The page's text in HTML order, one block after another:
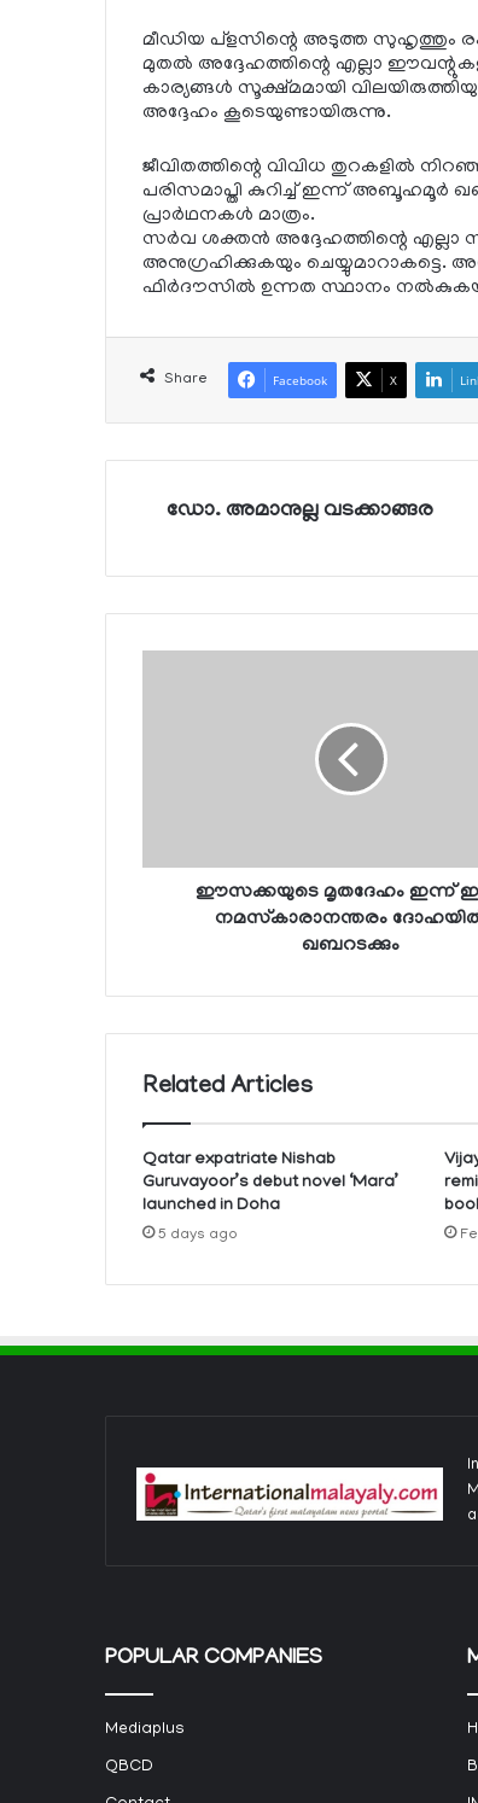
മീഡിയ പ്‌ളസിന്റെ അടുത്ത സുഹൃത്തും
മുതല്‍ അദ്ദേഹത്തിന്റെ എല്ലാ
കാര്യങ്ങള്‍ സൂക്ഷ്മമായി
അദ്ദേഹം കൂടെയുണ്ടായിരുന്നു.
ജീവിതത്തിന്റെ വിവിധ തുറകളില്‍
പരിസമാപ്തി കുറിച്ച് ഇന്ന്
പ്രാര്‍ഥനകള്‍ മാത്രം.
സര്‍വ ശക്തന്‍ അദ്ദേഹത്തിന്റെ എല്ലാ
അനുഗ്രഹിക്കുകയും ചെയ്യുമാറാകട്ടെ.
ഫിര്‍ദൗസില്‍ ഉന്നത സ്ഥാനം
Share Facebook X
ഡോ. അമാനുല്ല വടക്കാങ്ങര
ഈസക്കയുടെ മൃതദേഹം ഇന്ന്
നമസ്‌കാരാനന്തരം
ഖബറടക്കും
Related Articles
Qatar expatriate Nishab
Guruvayoor’s debut novel ‘Mara’
launched in Doha
5 days ago
POPULAR COMPANIES
Mediaplus
QBCD